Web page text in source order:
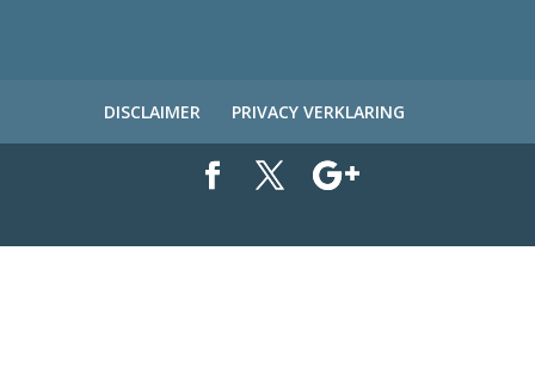
DISCLAIMER PRIVACY VERKLARING